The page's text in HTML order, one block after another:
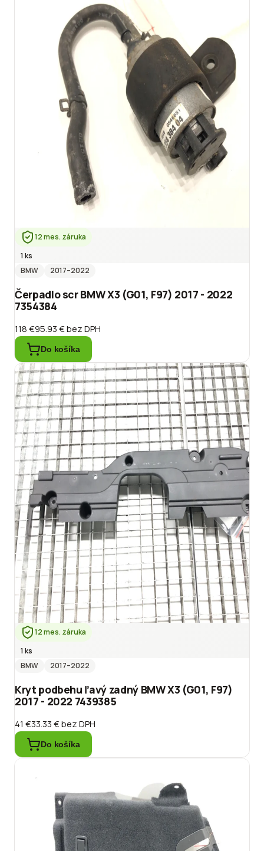
12 mes. záruka
1 ks
BMW
2017–2022
Čerpadlo scr BMW X3 (G01, F97) 2017 - 2022
7354384
118 €95.93 €bez DPH
Do košíka
12 mes. záruka
1 ks
BMW
2017–2022
Kryt podbehu ľavý zadný BMW X3 (G01, F97)
2017 - 2022 7439385
41 €33.33 €bez DPH
Do košíka